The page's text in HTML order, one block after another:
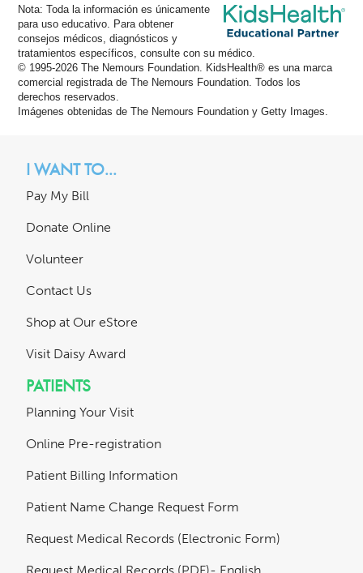
Nota: Toda la información es únicamente
para uso educativo. Para obtener
consejos médicos, diagnósticos y
tratamientos específicos, consulte con su médico.
© 1995-2026 The Nemours Foundation. KidsHealth® es una marca
comercial registrada de The Nemours Foundation. Todos los
derechos reservados.
Imágenes obtenidas de The Nemours Foundation y Getty Images.
I WANT TO...
Pay My Bill
Donate Online
Volunteer
Contact Us
Shop at Our eStore
Visit Daisy Award
PATIENTS
Planning Your Visit
Online Pre-registration
Patient Billing Information
Patient Name Change Request Form
Request Medical Records (Electronic Form)